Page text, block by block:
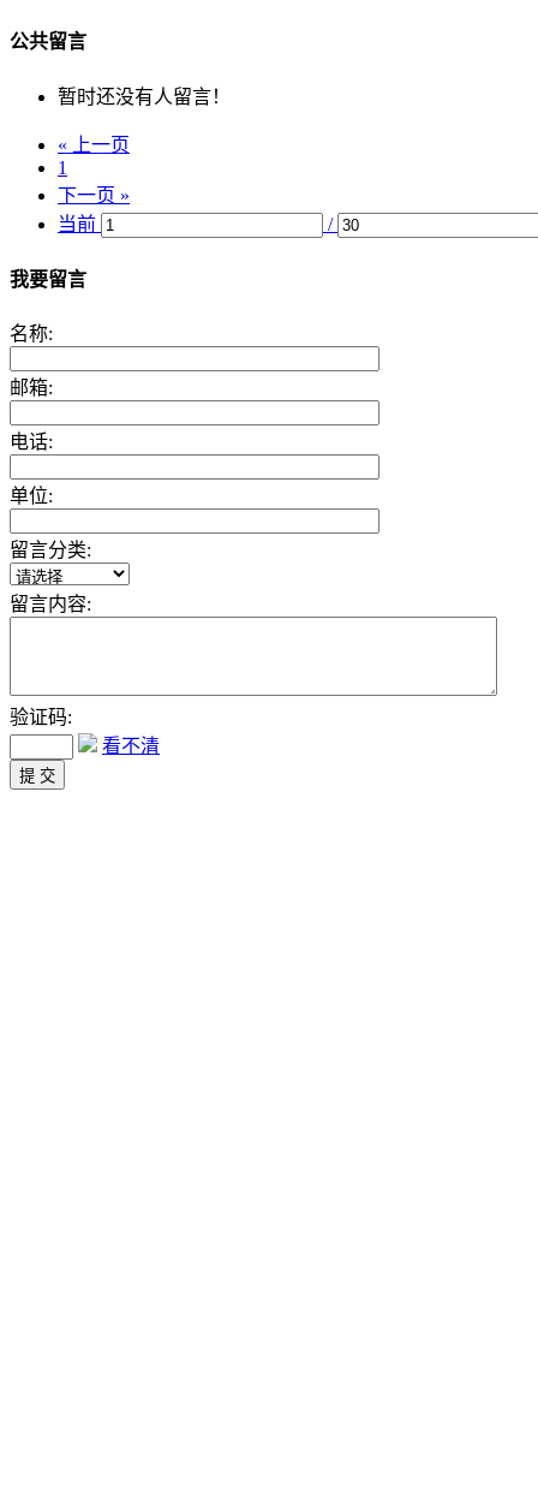
公共留言
暂时还没有人留言！
« 上一页
1
下一页 »
当前
/
我要留言
名称:
邮箱:
电话:
单位:
留言分类:
留言内容:
验证码:
看不清